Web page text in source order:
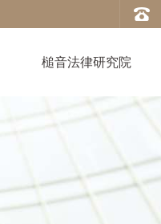
槌音法律研究院